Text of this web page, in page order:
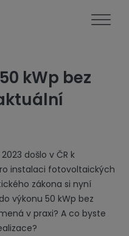
kWp bez
došlo v ČR k
instalaci fotovoltaických
zákona si nyní
výkonu 50 kWp bez
v praxi? A co byste